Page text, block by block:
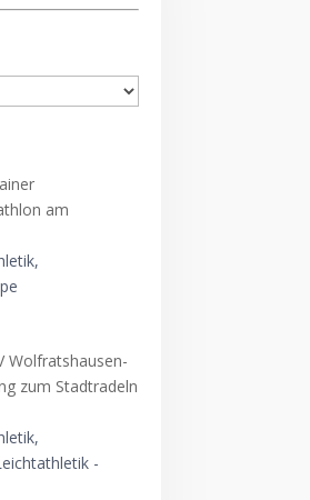
am
Wolfratshausen-
zum Stadtradeln
-